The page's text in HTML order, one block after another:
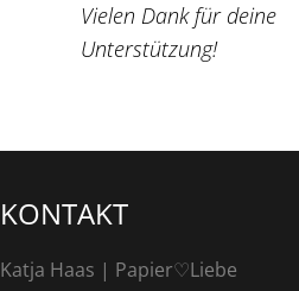
Vielen Dank für deine
Unterstützung!
KONTAKT
Katja Haas | Papier♡Liebe